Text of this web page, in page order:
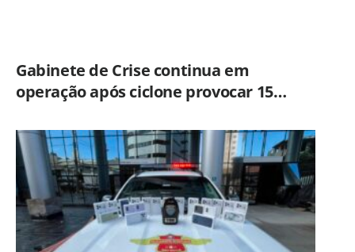
Gabinete de Crise continua em
operação após ciclone provocar 15